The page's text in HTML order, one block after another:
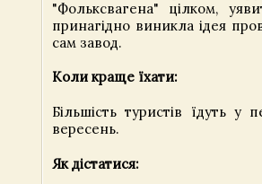
"Фольксвагена" цілком,
принагідно виникла ідея
сам завод.
Коли краще їхати:
Більшість туристів їдуть у
вересень.
Як дістатися: